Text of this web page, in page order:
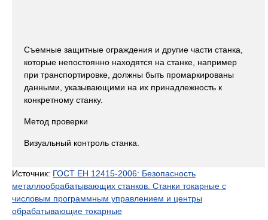
Съемные защитные ограждения и другие части станка,
которые непостоянно находятся на станке, например
при транспортировке, должны быть промаркированы
данными, указывающими на их принадлежность к
конкретному станку.
Метод проверки
Визуальный контроль станка.
Источник: ГОСТ ЕН 12415-2006: Безопасность
металлообрабатывающих станков. Станки токарные с
числовым программным управлением и центры
обрабатывающие токарные